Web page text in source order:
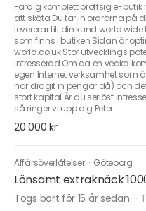
Färdig komplett proffsig e-
att sköta Du tar in ordrarna på
levererar till din kund world
som finns i butiken.Sidan är
world.co.uk Stor utvecklings
intresserad Om ca en vecka
egen Internet verksamhet som
har dragit in pengar då) och
stort kapital.Är du seriöst
så ringer vi upp dig Peter
20 000 kr
Affärsöverlåtelser · Göteborg
Lönsamt extraknäck
Togs bort för 15 år sedan -